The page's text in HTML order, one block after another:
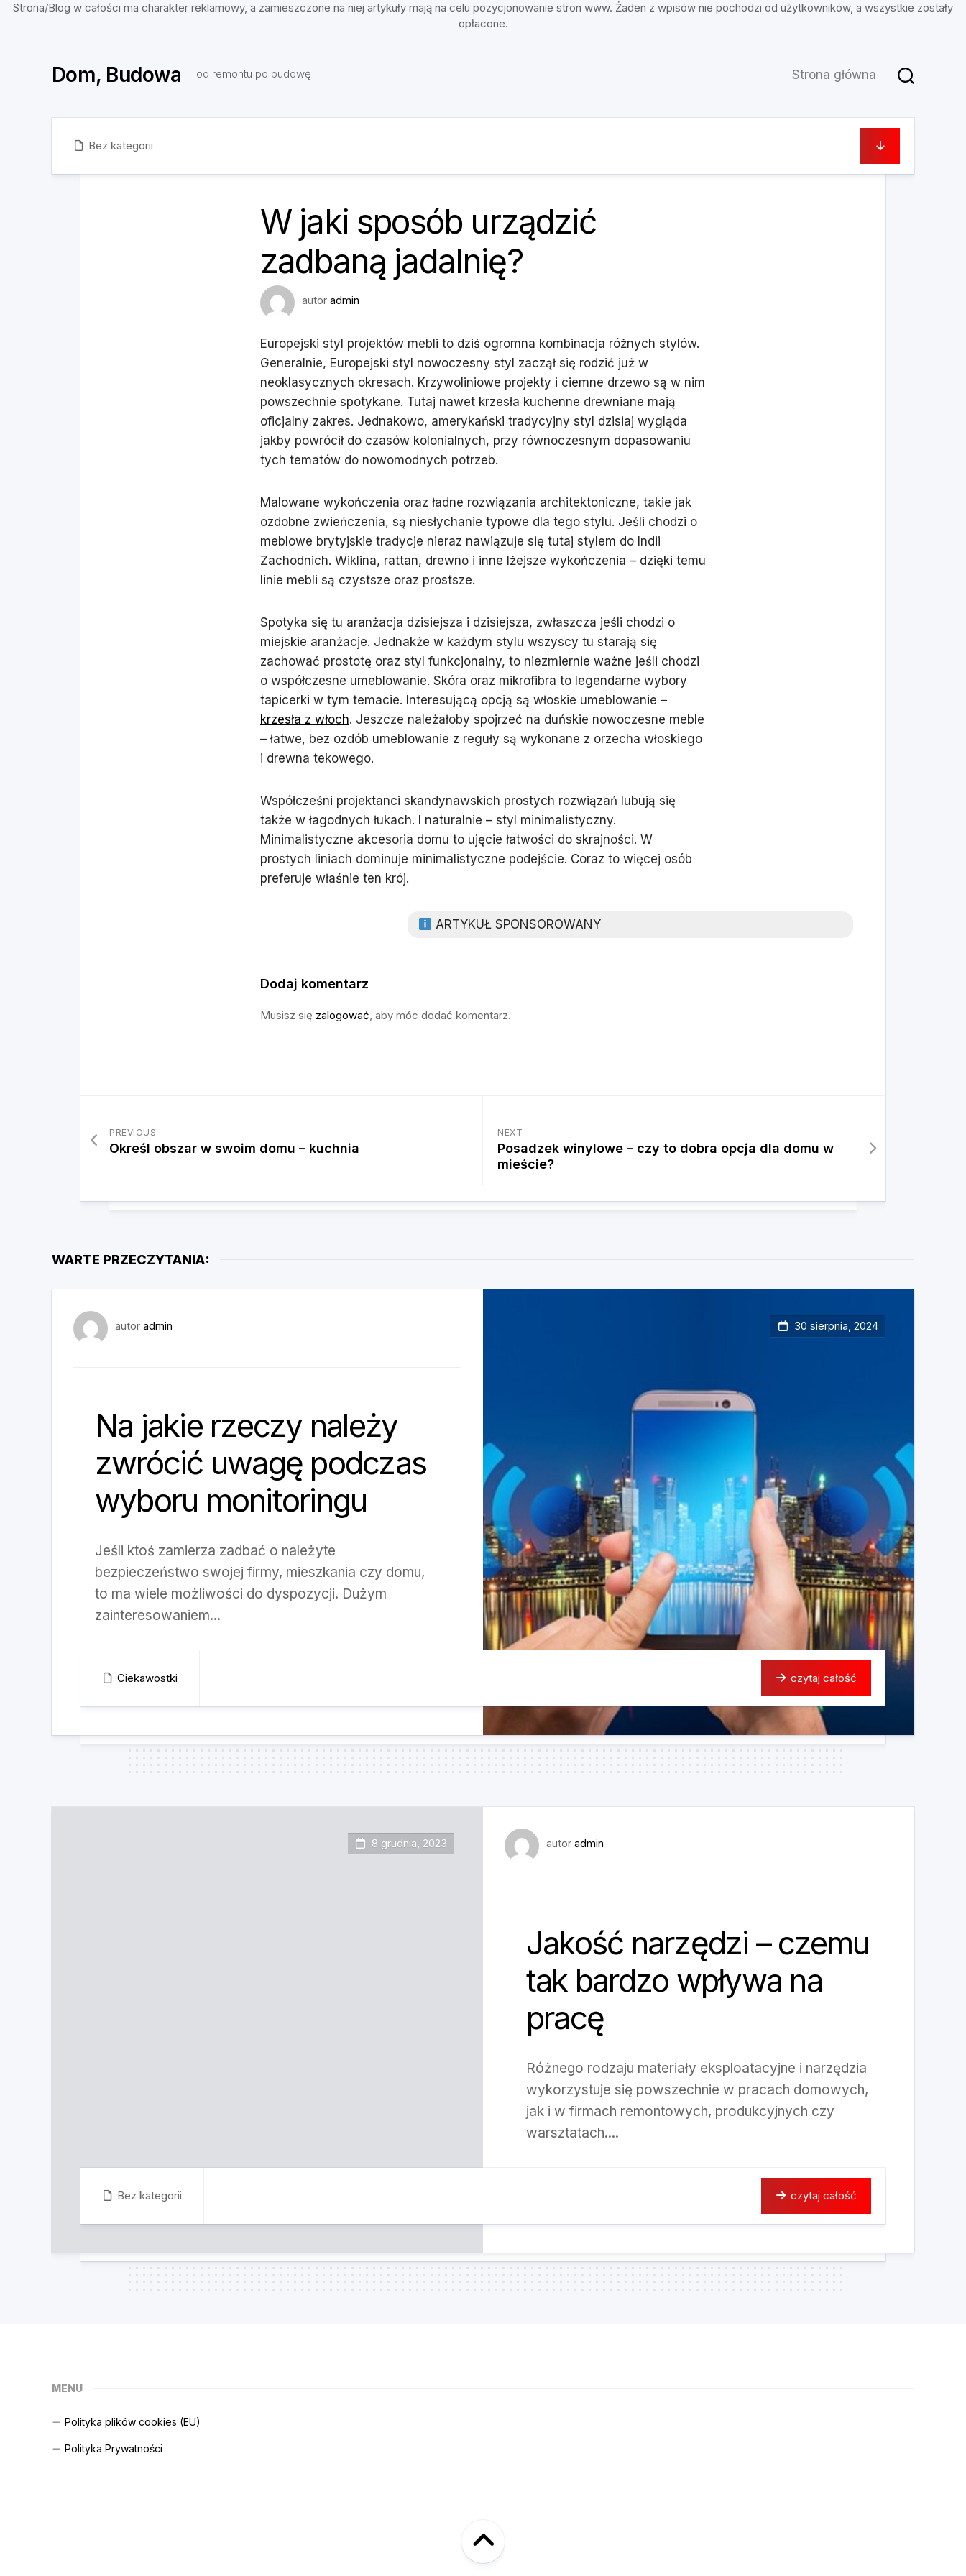
Strona/Blog w całości ma charakter reklamowy, a zamieszczone na niej artykuły mają na celu pozycjonowanie stron www. Żaden z wpisów nie pochodzi od użytkowników, a wszystkie zostały
opłacone.
Dom, Budowa od remontu po budowę Strona główna
Bez kategorii
W jaki sposób urządzić
zadbaną jadalnię?
autor admin
Europejski styl projektów mebli to dziś ogromna kombinacja różnych stylów.
Generalnie, Europejski styl nowoczesny styl zaczął się rodzić już w
neoklasycznych okresach. Krzywoliniowe projekty i ciemne drzewo są w nim
powszechnie spotykane. Tutaj nawet krzesła kuchenne drewniane mają
oficjalny zakres. Jednakowo, amerykański tradycyjny styl dzisiaj wygląda
jakby powrócił do czasów kolonialnych, przy równoczesnym dopasowaniu
tych tematów do nowomodnych potrzeb.
Malowane wykończenia oraz ładne rozwiązania architektoniczne, takie jak
ozdobne zwieńczenia, są niesłychanie typowe dla tego stylu. Jeśli chodzi o
meblowe brytyjskie tradycje nieraz nawiązuje się tutaj stylem do Indii
Zachodnich. Wiklina, rattan, drewno i inne lżejsze wykończenia – dzięki temu
linie mebli są czystsze oraz prostsze.
Spotyka się tu aranżacja dzisiejsza i dzisiejsza, zwłaszcza jeśli chodzi o
miejskie aranżacje. Jednakże w każdym stylu wszyscy tu starają się
zachować prostotę oraz styl funkcjonalny, to niezmiernie ważne jeśli chodzi
o współczesne umeblowanie. Skóra oraz mikrofibra to legendarne wybory
tapicerki w tym temacie. Interesującą opcją są włoskie umeblowanie –
krzesła z włoch. Jeszcze należałoby spojrzeć na duńskie nowoczesne meble
– łatwe, bez ozdób umeblowanie z reguły są wykonane z orzecha włoskiego
i drewna tekowego.
Współcześni projektanci skandynawskich prostych rozwiązań lubują się
także w łagodnych łukach. I naturalnie – styl minimalistyczny.
Minimalistyczne akcesoria domu to ujęcie łatwości do skrajności. W
prostych liniach dominuje minimalistyczne podejście. Coraz to więcej osób
preferuje właśnie ten krój.
ARTYKUŁ SPONSOROWANY
Dodaj komentarz
Musisz się zalogować, aby móc dodać komentarz.
NEXT
Posadzek winylowe – czy to dobra opcja dla domu w
mieście?
PREVIOUS
Określ obszar w swoim domu – kuchnia
WARTE PRZECZYTANIA:
30 sierpnia, 2024
autor admin
Na jakie rzeczy należy
zwrócić uwagę podczas
wyboru monitoringu
Jeśli ktoś zamierza zadbać o należyte
bezpieczeństwo swojej firmy, mieszkania czy domu,
to ma wiele możliwości do dyspozycji. Dużym
zainteresowaniem...
Ciekawostki czytaj całość
8 grudnia, 2023 autor admin
Jakość narzędzi – czemu
tak bardzo wpływa na
pracę
Różnego rodzaju materiały eksploatacyjne i narzędzia
wykorzystuje się powszechnie w pracach domowych,
jak i w firmach remontowych, produkcyjnych czy
warsztatach....
Bez kategorii czytaj całość
MENU
Polityka plików cookies (EU)
Polityka Prywatności